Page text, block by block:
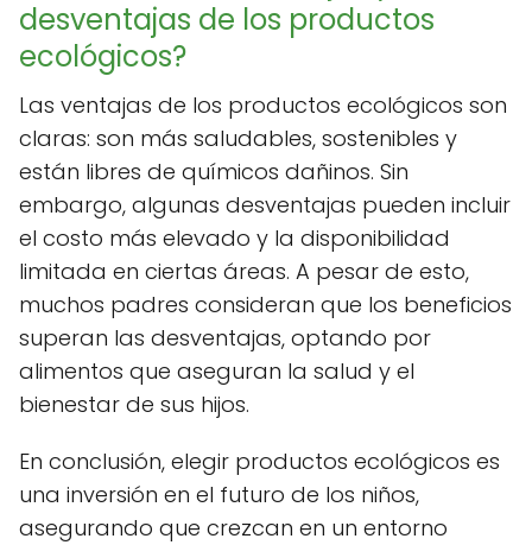
desventajas de los productos
ecológicos?
Las ventajas de los productos ecológicos son
claras: son más saludables, sostenibles y
están libres de químicos dañinos. Sin
embargo, algunas desventajas pueden incluir
el costo más elevado y la disponibilidad
limitada en ciertas áreas. A pesar de esto,
muchos padres consideran que los beneficios
superan las desventajas, optando por
alimentos que aseguran la salud y el
bienestar de sus hijos.
En conclusión, elegir productos ecológicos es
una inversión en el futuro de los niños,
asegurando que crezcan en un entorno